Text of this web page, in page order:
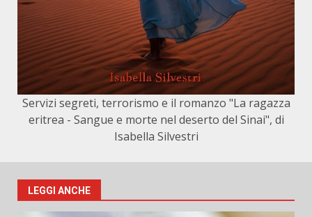
Servizi segreti, terrorismo e il romanzo "La ragazza
eritrea - Sangue e morte nel deserto del Sinai", di
Isabella Silvestri
LEGGI ANCHE